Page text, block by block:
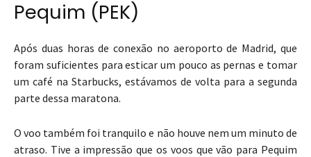
Pequim (PEK)
Após duas horas de conexão no aeroporto de Madrid, que
foram suficientes para esticar um pouco as pernas e tomar
um café na Starbucks, estávamos de volta para a segunda
parte dessa maratona.
O voo também foi tranquilo e não houve nem um minuto de
atraso. Tive a impressão que os voos que vão para Pequim